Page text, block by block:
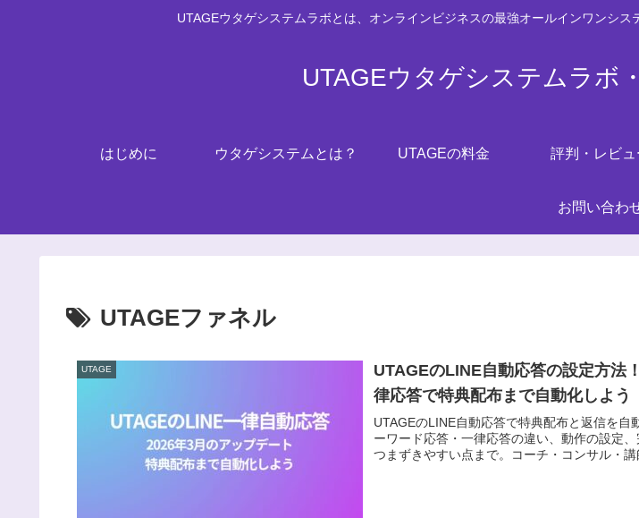
UTAGEウタゲシステムラボとは、オンラインビジネスの最強オールインワンシ
UTAGEウタゲシステムラボ
はじめに ウタゲシステムとは？ UTAGEの料金 評判・レビュ
お問い合わ
UTAGEファネル
UTAGE
UTAGEのLINE自動応答の設定方法
律応答で特典配布まで自動化しよう
UTAGEのLINE自動応答で特典配布と返信を自
ーワード応答・一律応答の違い、動作の設定
つまずきやすい点まで。コーチ・コンサル・講